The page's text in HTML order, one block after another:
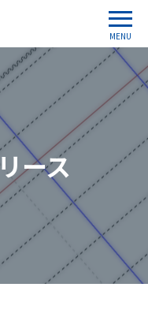
MENU
ース